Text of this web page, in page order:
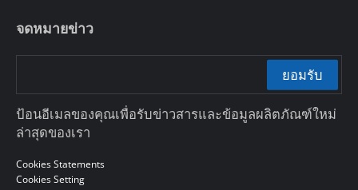
จดหมายข่าว
ยอมรับ
ป้อนอีเมลของคุณเพื่อรับข่าวสารและข้อมูลผลิตภัณฑ์ใหม่
ล่าสุดของเรา
Cookies Statements
Cookies Setting